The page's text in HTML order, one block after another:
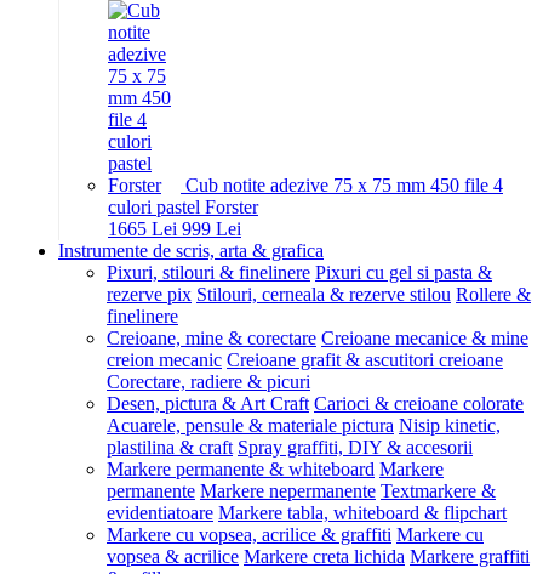
Cub notite adezive 75 x 75 mm 450 file 4
culori pastel Forster
1665 Lei 999 Lei
Instrumente de scris, arta & grafica
Pixuri, stilouri & finelinere Pixuri cu gel si pasta &
rezerve pix Stilouri, cerneala & rezerve stilou Rollere &
finelinere
Creioane, mine & corectare Creioane mecanice & mine
creion mecanic Creioane grafit & ascutitori creioane
Corectare, radiere & picuri
Desen, pictura & Art Craft Carioci & creioane colorate
Acuarele, pensule & materiale pictura Nisip kinetic,
plastilina & craft Spray graffiti, DIY & accesorii
Markere permanente & whiteboard Markere
permanente Markere nepermanente Textmarkere &
evidentiatoare Markere tabla, whiteboard & flipchart
Markere cu vopsea, acrilice & graffiti Markere cu
vopsea & acrilice Markere creta lichida Markere graffiti